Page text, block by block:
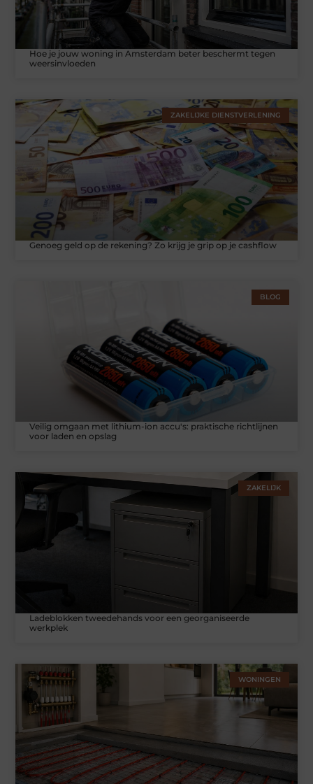
Hoe je jouw woning in Amsterdam beter beschermt tegen
weersinvloeden
ZAKELIJKE DIENSTVERLENING
Genoeg geld op de rekening? Zo krijg je grip op je cashflow
BLOG
Veilig omgaan met lithium-ion accu's: praktische richtlijnen
voor laden en opslag
ZAKELIJK
Ladeblokken tweedehands voor een georganiseerde
werkplek
WONINGEN